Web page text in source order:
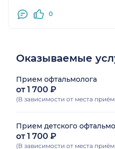
0
Оказываемые
Прием офтальмолога
от 1 700 ₽
(В зависимости от места
Прием детского
от 1 700 ₽
(В зависимости от места